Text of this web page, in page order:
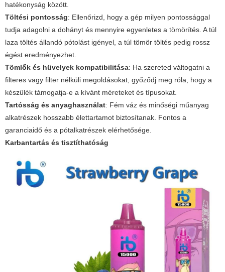
hatékonyság között.
Töltési pontosság: Ellenőrizd, hogy a gép milyen pontossággal
tudja adagolni a dohányt és mennyire egyenletes a tömörítés. A túl
laza töltés állandó pótolást igényel, a túl tömör töltés pedig rossz
égést eredményezhet.
Tömlők és hüvelyek kompatibilitása: Ha szereted váltogatni a
filteres vagy filter nélküli megoldásokat, győződj meg róla, hogy a
készülék támogatja-e a kívánt méreteket és típusokat.
Tartósság és anyaghasználat: Fém váz és minőségi műanyag
alkatrészek hosszabb élettartamot biztosítanak. Fontos a
garanciaidő és a pótalkatrészek elérhetősége.
Karbantartás és tisztíthatóság